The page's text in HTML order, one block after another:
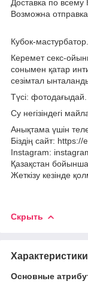
Доставка по всему
Возможна
Кубок-мастурбатор.
Керемет секс-
сонымен қатар
сезімтал
Түсі: фотодағыдай.
Су негізіндегі
Анықтама үшін
Біздің сайт:
Instagram:
Қазақстан бойынша
Жеткізу кезінде
Скрыть
Характеристики
Основные